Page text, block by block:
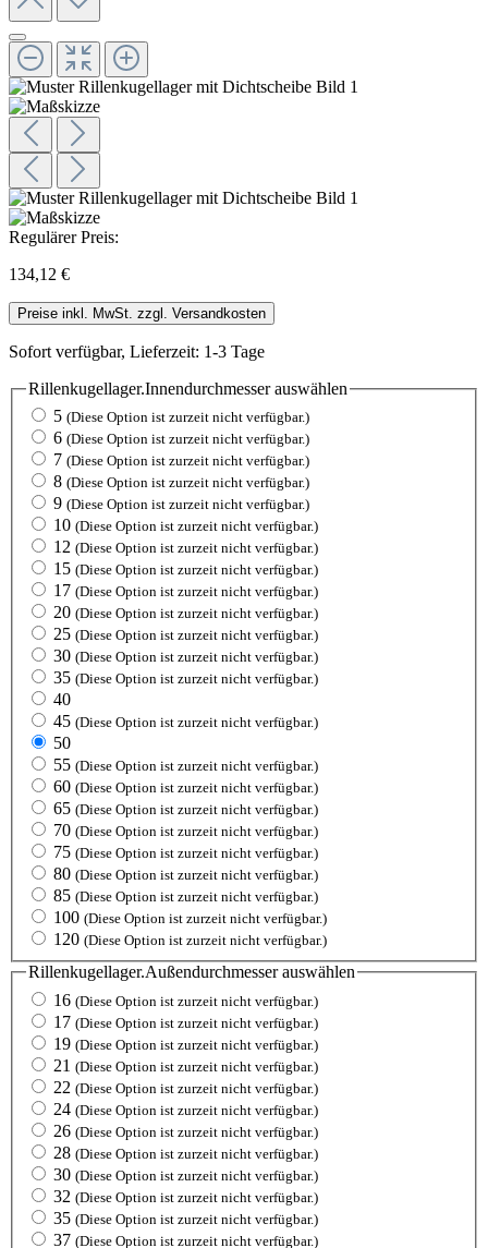
Regulärer Preis:
134,12 €
Preise inkl. MwSt. zzgl. Versandkosten
Sofort verfügbar, Lieferzeit: 1-3 Tage
Rillenkugellager.Innendurchmesserauswählen
5 (Diese Option ist zurzeit nicht verfügbar.)
6 (Diese Option ist zurzeit nicht verfügbar.)
7 (Diese Option ist zurzeit nicht verfügbar.)
8 (Diese Option ist zurzeit nicht verfügbar.)
9 (Diese Option ist zurzeit nicht verfügbar.)
10 (Diese Option ist zurzeit nicht verfügbar.)
12 (Diese Option ist zurzeit nicht verfügbar.)
15 (Diese Option ist zurzeit nicht verfügbar.)
17 (Diese Option ist zurzeit nicht verfügbar.)
20 (Diese Option ist zurzeit nicht verfügbar.)
25 (Diese Option ist zurzeit nicht verfügbar.)
30 (Diese Option ist zurzeit nicht verfügbar.)
35 (Diese Option ist zurzeit nicht verfügbar.)
40
45 (Diese Option ist zurzeit nicht verfügbar.)
50
55 (Diese Option ist zurzeit nicht verfügbar.)
60 (Diese Option ist zurzeit nicht verfügbar.)
65 (Diese Option ist zurzeit nicht verfügbar.)
70 (Diese Option ist zurzeit nicht verfügbar.)
75 (Diese Option ist zurzeit nicht verfügbar.)
80 (Diese Option ist zurzeit nicht verfügbar.)
85 (Diese Option ist zurzeit nicht verfügbar.)
100 (Diese Option ist zurzeit nicht verfügbar.)
120 (Diese Option ist zurzeit nicht verfügbar.)
Rillenkugellager.Außendurchmesserauswählen
16 (Diese Option ist zurzeit nicht verfügbar.)
17 (Diese Option ist zurzeit nicht verfügbar.)
19 (Diese Option ist zurzeit nicht verfügbar.)
21 (Diese Option ist zurzeit nicht verfügbar.)
22 (Diese Option ist zurzeit nicht verfügbar.)
24 (Diese Option ist zurzeit nicht verfügbar.)
26 (Diese Option ist zurzeit nicht verfügbar.)
28 (Diese Option ist zurzeit nicht verfügbar.)
30 (Diese Option ist zurzeit nicht verfügbar.)
32 (Diese Option ist zurzeit nicht verfügbar.)
35 (Diese Option ist zurzeit nicht verfügbar.)
37 (Diese Option ist zurzeit nicht verfügbar.)